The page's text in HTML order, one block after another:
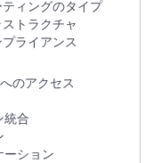
ィングのタイプ
トラクチャ
ライアンス
のアクセス
統合
ーション